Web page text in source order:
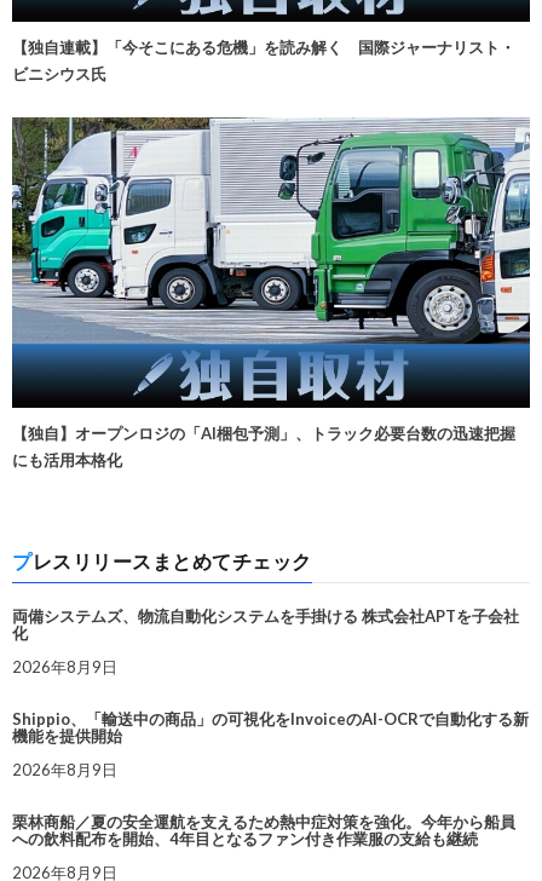
【独自連載】「今そこにある危機」を読み解く 国際ジャーナリスト・
ビニシウス氏
【独自】オープンロジの「AI梱包予測」、トラック必要台数の迅速把握
にも活用本格化
プレスリリースまとめてチェック
両備システムズ、物流自動化システムを手掛ける 株式会社APTを子会社
化
2026年8月9日
Shippio、「輸送中の商品」の可視化をInvoiceのAI-OCRで自動化する新
機能を提供開始
2026年8月9日
栗林商船／夏の安全運航を支えるため熱中症対策を強化。今年から船員
への飲料配布を開始、4年目となるファン付き作業服の支給も継続
2026年8月9日